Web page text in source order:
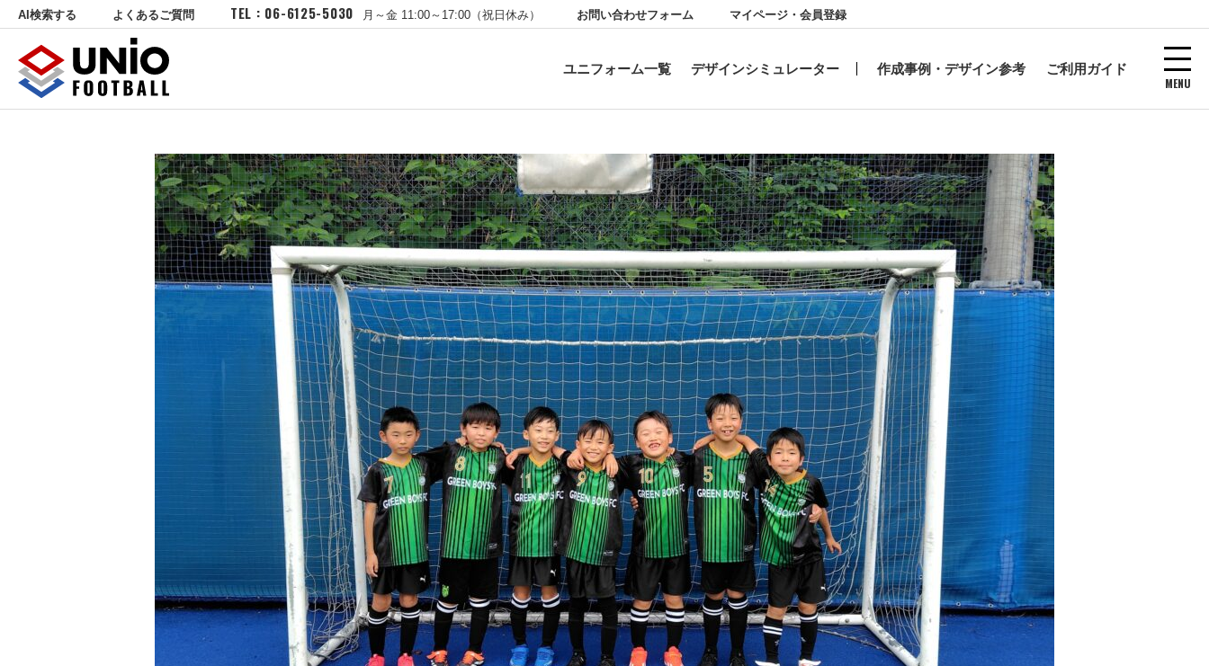
AI検索する よくあるご質問 TEL : 06-6125-5030 月～金 11:00～17:00（祝日休み） お問い合わせフォーム マイページ・会員登録
ユニフォーム一覧 デザインシミュレーター 作成事例・デザイン参考
ご利用ガイド
MENU